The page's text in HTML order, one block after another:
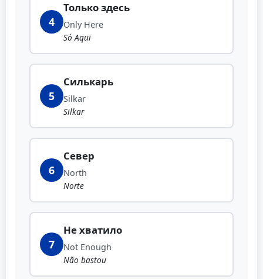
4
Только здесь
Only Here
Só Aqui
5
Силькарь
Silkar
Silkar
6
Север
North
Norte
7
Не хватило
Not Enough
Não bastou